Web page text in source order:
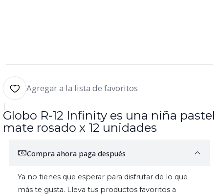
Agregar a la lista de favoritos
|
Globo R-12 Infinity es una niña pastel
mate rosado x 12 unidades
Compra ahora paga después
Ya no tienes que esperar para disfrutar de lo que
más te gusta. Lleva tus productos favoritos a